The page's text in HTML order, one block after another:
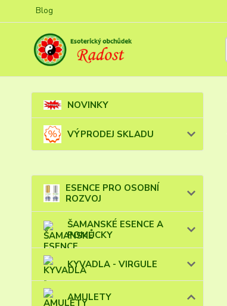
Blog
NOVINKY
VÝPRODEJ SKLADU
ESENCE PRO OSOBNÍ
ROZVOJ
ŠAMANSKÉ ESENCE A
POMŮCKY
KYVADLA - VIRGULE
AMULETY